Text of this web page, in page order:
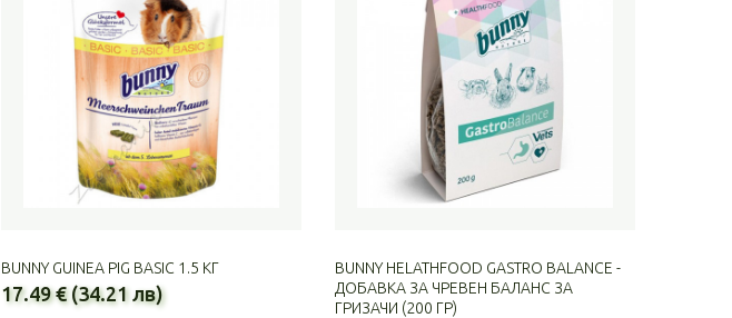
BUNNY GUINEA PIG BASIC 1.5 КГ
17.49 € (34.21 лв)
BUNNY HELATHFOOD GASTRO BALANCE -
ДОБАВКА ЗА ЧРЕВЕН БАЛАНС ЗА
ГРИЗАЧИ (200 ГР)